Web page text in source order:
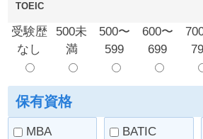
受験歴
なし
500未
満
500〜
599
600〜
699
TOEIC
保有資格
MBA BATIC